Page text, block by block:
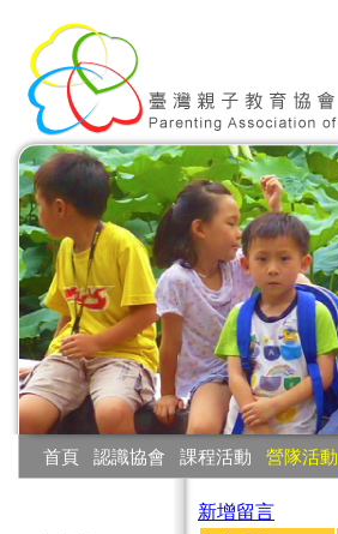
首頁 認識協會 課程活動 營隊活動
新增留言